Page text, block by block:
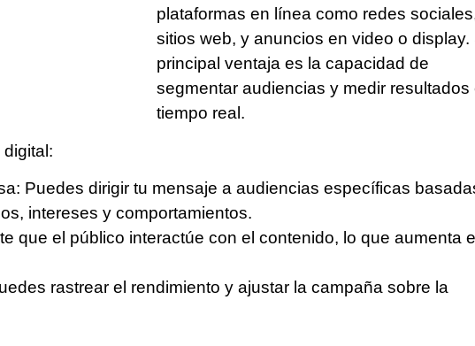
plataformas en línea como redes
sitios web, y anuncios en video o display.
principal ventaja es la capacidad de
segmentaraudiencias y medir resultados
tiempo real.
: Puedes dirigir tu mensaje a audiencias específicas
intereses y comportamientos.
que el público interactúe con el contenido, lo que aumenta
rastrear el rendimiento y ajustar la campaña sobre la